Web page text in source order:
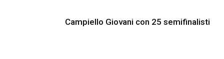
Campiello Giovani con 25 semifinalisti